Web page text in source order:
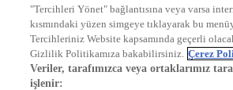
DYG Dijital
ntv.com.tr
ntvspor.net
secim.ntv.com.tr
startv.com.tr
kralmuzik.com.tr
"Tercihleri Yönet" bağlantısına veya varsa
kısmındaki yüzen simgeye tıklayarak bu
Tercihleriniz Website kapsamında geçerli
Gizlilik Politikamıza bakabilirsiniz. Çerez
Veriler, tarafımızca veya ortaklarımız
işlenir: